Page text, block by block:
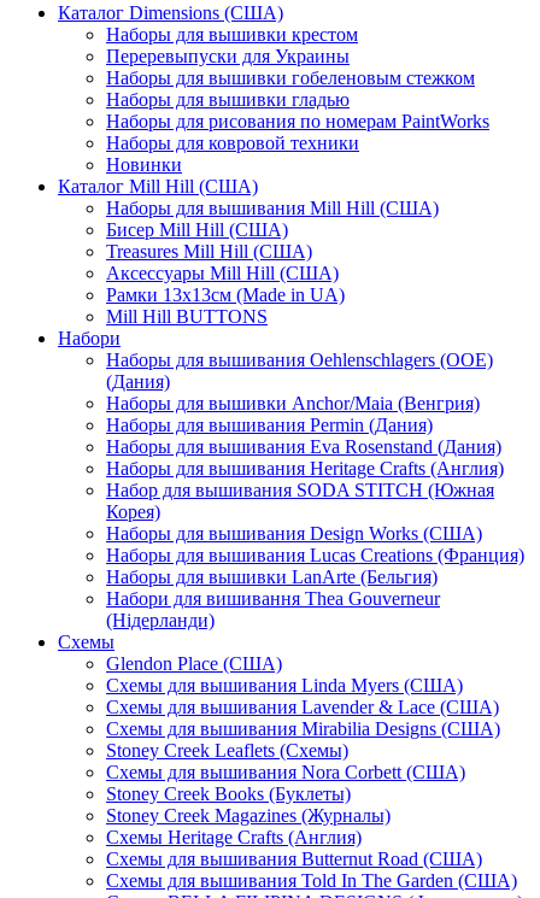
Каталог Dimensions (США)
Наборы для вышивки крестом
Переревыпуски для Украины
Наборы для вышивки гобеленовым стежком
Наборы для вышивки гладью
Наборы для рисования по номерам PaintWorks
Наборы для ковровой техники
Новинки
Каталог Mill Hill (США)
Наборы для вышивания Mill Hill (США)
Бисер Mill Hill (США)
Treasures Mill Hill (США)
Аксессуары Mill Hill (США)
Рамки 13х13см (Made in UA)
Mill Hill BUTTONS
Набори
Наборы для вышивания Oehlenschlagers (OOE)
(Дания)
Наборы для вышивки Anchor/Maia (Венгрия)
Наборы для вышивания Permin (Дания)
Наборы для вышивания Eva Rosenstand (Дания)
Наборы для вышивания Heritage Crafts (Англия)
Набор для вышивания SODA STITCH (Южная
Корея)
Наборы для вышивания Design Works (США)
Наборы для вышивания Lucas Creations (Франция)
Наборы для вышивки LanArte (Бельгия)
Набори для вишивання Thea Gouverneur
(Нідерланди)
Схемы
Glendon Place (США)
Схемы для вышивания Linda Myers (США)
Схемы для вышивания Lavender & Lace (США)
Схемы для вышивания Mirabilia Designs (США)
Stoney Creek Leaflets (Схемы)
Схемы для вышивания Nora Corbett (США)
Stoney Creek Books (Буклеты)
Stoney Creek Magazines (Журналы)
Схемы Heritage Crafts (Англия)
Схемы для вышивания Butternut Road (США)
Схемы для вышивания Told In The Garden (США)